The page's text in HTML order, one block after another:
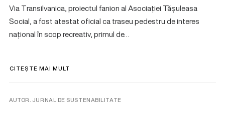
Via Transilvanica, proiectul fanion al Asociației Tășuleasa
Social, a fost atestat oficial ca traseu pedestru de interes
național în scop recreativ, primul de…
CITEȘTE MAI MULT
AUTOR. JURNAL DE SUSTENABILITATE